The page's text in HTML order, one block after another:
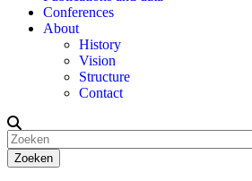
Conferences
About
History
Vision
Structure
Contact
Zoeken